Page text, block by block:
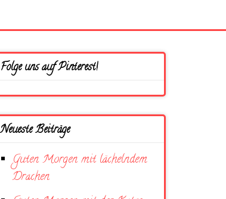
Folge uns auf Pinterest!
Neueste Beiträge
Guten Morgen mit lächelndem
Drachen